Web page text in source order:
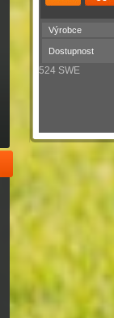
Výrobce
Dostupnost
524 SWE